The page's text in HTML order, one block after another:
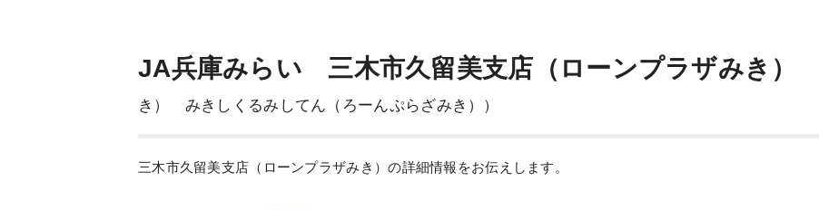
JA兵庫みらい 三木市久留美支店（ローンプラザみき）
き） みきしくるみしてん（ろーんぷらざみき））
三木市久留美支店（ローンプラザみき）の詳細情報をお伝えします。